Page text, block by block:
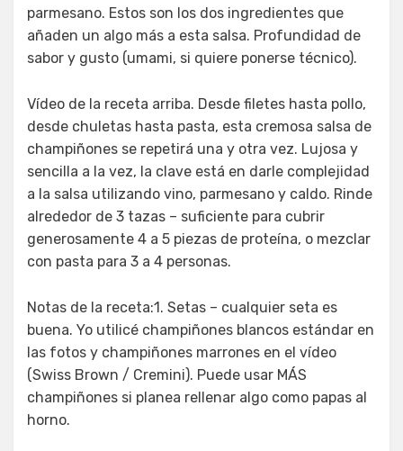
parmesano. Estos son los dos ingredientes que
añaden un algo más a esta salsa. Profundidad de
sabor y gusto (umami, si quiere ponerse técnico).
Vídeo de la receta arriba. Desde filetes hasta pollo,
desde chuletas hasta pasta, esta cremosa salsa de
champiñones se repetirá una y otra vez. Lujosa y
sencilla a la vez, la clave está en darle complejidad
a la salsa utilizando vino, parmesano y caldo. Rinde
alrededor de 3 tazas – suficiente para cubrir
generosamente 4 a 5 piezas de proteína, o mezclar
con pasta para 3 a 4 personas.
Notas de la receta:1. Setas – cualquier seta es
buena. Yo utilicé champiñones blancos estándar en
las fotos y champiñones marrones en el vídeo
(Swiss Brown / Cremini). Puede usar MÁS
champiñones si planea rellenar algo como papas al
horno.